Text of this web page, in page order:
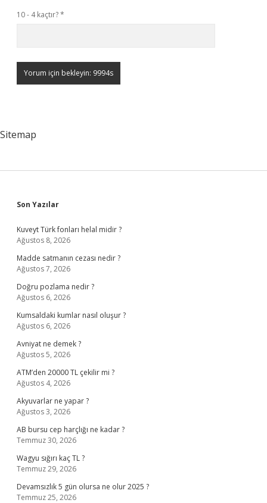
10 - 4 kaçtır?*
Sitemap
Sidebar
Son Yazılar
Kuveyt Türk fonları helal midir ?
Ağustos 8, 2026
Madde satmanın cezası nedir ?
Ağustos 7, 2026
Doğru pozlama nedir ?
Ağustos 6, 2026
Kumsaldaki kumlar nasıl oluşur ?
Ağustos 6, 2026
Avniyat ne demek ?
Ağustos 5, 2026
ATM’den 20000 TL çekilir mi ?
Ağustos 4, 2026
Akyuvarlar ne yapar ?
Ağustos 3, 2026
AB bursu cep harçlığı ne kadar ?
Temmuz 30, 2026
Wagyu sığırı kaç TL ?
Temmuz 29, 2026
Devamsızlık 5 gün olursa ne olur 2025 ?
Temmuz 25, 2026